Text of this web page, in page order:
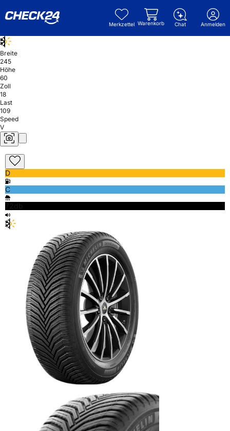
Merkzettel Warenkorb Chat Anmelden
Breite
245
Höhe
60
Zoll
18
Last
109
Speed
V
D
C
72db